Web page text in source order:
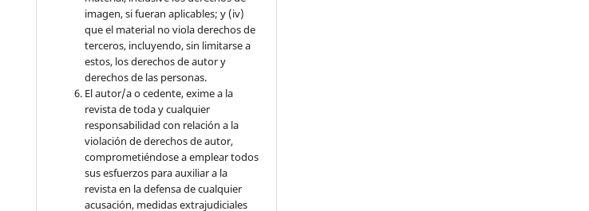
imagen, si fueran aplicables; y (iv)
que el material no viola derechos de
terceros, incluyendo, sin limitarse a
estos, los derechos de autor y
derechos de las personas.
El autor/a o cedente, exime a la
revista de toda y cualquier
responsabilidad con relación a la
violación de derechos de autor,
comprometiéndose a emplear todos
sus esfuerzos para auxiliar a la
revista en la defensa de cualquier
acusación, medidas extrajudiciales